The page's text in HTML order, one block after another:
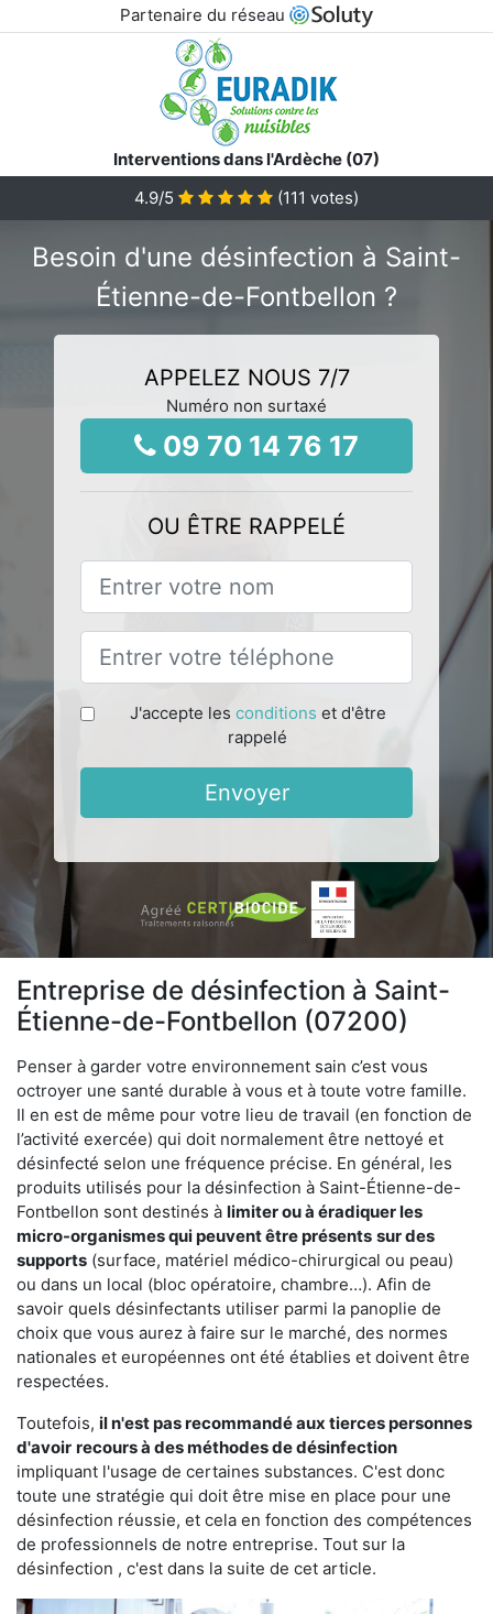
Partenaire du réseau
Interventions dans l'Ardèche (07)
4.9/5 (111 votes)
Besoin d'une désinfection à Saint-
Étienne-de-Fontbellon ?
APPELEZ NOUS 7/7
Numéro non surtaxé
09 70 14 76 17
OU ÊTRE RAPPELÉ
J'accepte les conditions et d'être
rappelé
Envoyer
Entreprise de désinfection à Saint-
Étienne-de-Fontbellon (07200)
Penser à garder votre environnement sain c’est vous
octroyer une santé durable à vous et à toute votre famille.
Il en est de même pour votre lieu de travail (en fonction de
l’activité exercée) qui doit normalement être nettoyé et
désinfecté selon une fréquence précise. En général, les
produits utilisés pour la désinfection à Saint-Étienne-de-
Fontbellon sont destinés à limiter ou à éradiquer les
micro-organismes qui peuvent être présents sur des
supports (surface, matériel médico-chirurgical ou peau)
ou dans un local (bloc opératoire, chambre…). Afin de
savoir quels désinfectants utiliser parmi la panoplie de
choix que vous aurez à faire sur le marché, des normes
nationales et européennes ont été établies et doivent être
respectées.
Toutefois, il n'est pas recommandé aux tierces personnes
d'avoir recours à des méthodes de désinfection
impliquant l'usage de certaines substances. C'est donc
toute une stratégie qui doit être mise en place pour une
désinfection réussie, et cela en fonction des compétences
de professionnels de notre entreprise. Tout sur la
désinfection , c'est dans la suite de cet article.